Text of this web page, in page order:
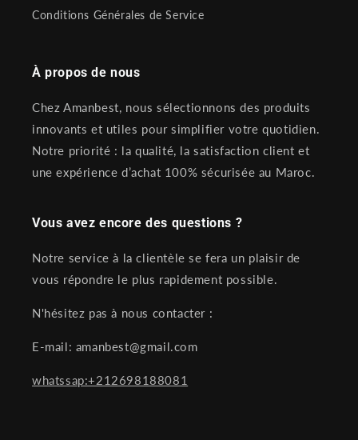
Conditions Générales de Service
À propos de nous
Chez Amanbest, nous sélectionnons des produits
innovants et utiles pour simplifier votre quotidien.
Notre priorité : la qualité, la satisfaction client et
une expérience d’achat 100% sécurisée au Maroc.
Vous avez encore des questions ?
Notre service à la clientèle se fera un plaisir de
vous répondre le plus rapidement possible.
N'hésitez pas à nous contacter :
E-mail: amanbest@gmail.com
whatssap:+212698188081